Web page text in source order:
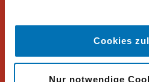
Cookies
Nur notwendige